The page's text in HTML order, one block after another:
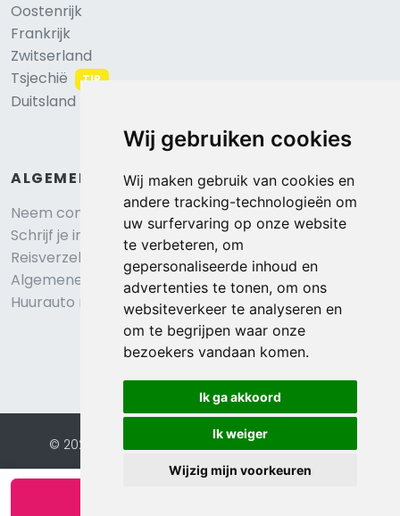
Wij gebruiken cookies
Wij maken gebruik van cookies en
andere tracking-technologieën om
uw surfervaring op onze website
te verbeteren, om
gepersonaliseerde inhoud en
advertenties te tonen, om ons
websiteverkeer te analyseren en
om te begrijpen waar onze
bezoekers vandaan komen.
Ik ga akkoord
Ik weiger
Wijzig mijn voorkeuren
Oostenrijk
Frankrijk
Zwitserland
Tsjechië
TIP
Duitsland
ALGEMEEN
Neem contact op
Schrijf je in voor onze nieuwsbrief
Reisverzekering afsluiten
Algemene voorwaarden
Huurauto reserveren
© 2026 Eurochalets | Website door FalcoTravel
Veilig online betalen met